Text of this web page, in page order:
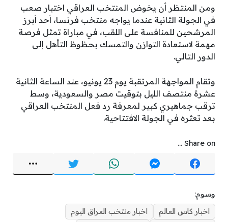
ومن المنتظر أن يخوض المنتخب العراقي اختبار صعب
في الجولة الثانية عندما يواجه منتخب فرنسا، أحد أبرز
المرشحين للمنافسة على اللقب، في مباراة تمثل فرصة
مهمة لاستعادة التوازن والتمسك بحظوظ التأهل إلى
الدور التالي.
وتقام المواجهة المرتقبة يوم 23 يونيو، عند الساعة الثانية
عشرة منتصف الليل بتوقيت مصر والسعودية، وسط
ترقب جماهيري كبير لمعرفة رد فعل المنتخب العراقي
بعد تعثره في الجولة الافتتاحية.
Share on ...
وسوم:
اخبار كاس العالم
اخبار منتخب العراق اليوم